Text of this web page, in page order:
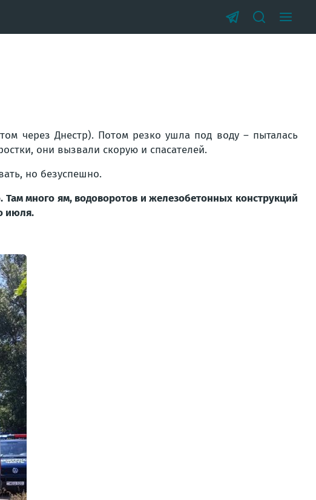
через Днестр). Потом резко ушла под воду – пыталась
они вызвали скорую и спасателей.
но безуспешно.
много ям, водоворотов и железобетонных конструкций
июля.